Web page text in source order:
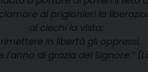
ai prigionieri la
ai ciechi la vista;
in libertà gli oppressi,
di grazia del Signore.”